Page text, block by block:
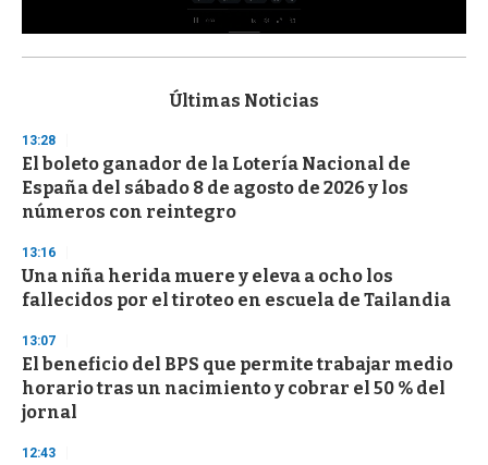
s
d
s
o
f
3
s
e
c
o
d
s
Últimas Noticias
13:28
El boleto ganador de la Lotería Nacional de
España del sábado 8 de agosto de 2026 y los
números con reintegro
13:16
Una niña herida muere y eleva a ocho los
fallecidos por el tiroteo en escuela de Tailandia
13:07
El beneficio del BPS que permite trabajar medio
horario tras un nacimiento y cobrar el 50 % del
jornal
12:43